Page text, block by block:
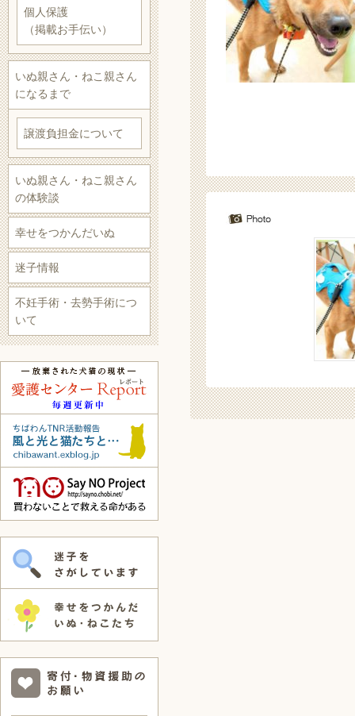
個人保護
（掲載お手伝い）
いぬ親さん・ねこ親さん
になるまで
譲渡負担金について
いぬ親さん・ねこ親さん
の体験談
幸せをつかんだいぬ
迷子情報
不妊手術・去勢手術につ
いて